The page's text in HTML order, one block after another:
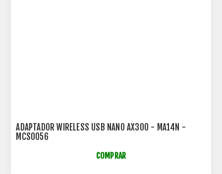
ADAPTADOR WIRELESS USB NANO AX300 - MA14N -
MCS0056
COMPRAR